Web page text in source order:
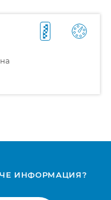
ИНФОРМАЦИЯ?